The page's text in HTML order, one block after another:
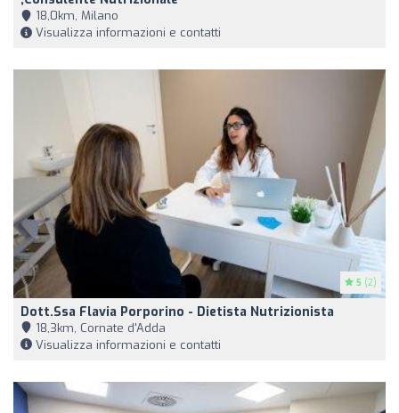
18,0km, Milano
Visualizza informazioni e contatti
5 (2)
Dott.ssa Flavia Porporino - Dietista Nutrizionista
18,3km, Cornate d'Adda
Visualizza informazioni e contatti